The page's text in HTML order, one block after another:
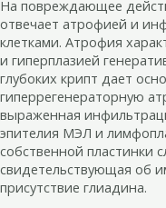
На повреждающее
отвечает атрофией и
клетками. Атрофия
и гиперплазией
глубоких крипт дает
гиперрегенераторную
выраженная
эпителия МЭЛ и
собственной пластинки
свидетельствующая об
присутствие глиадина.